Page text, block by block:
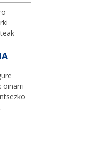
oinarri